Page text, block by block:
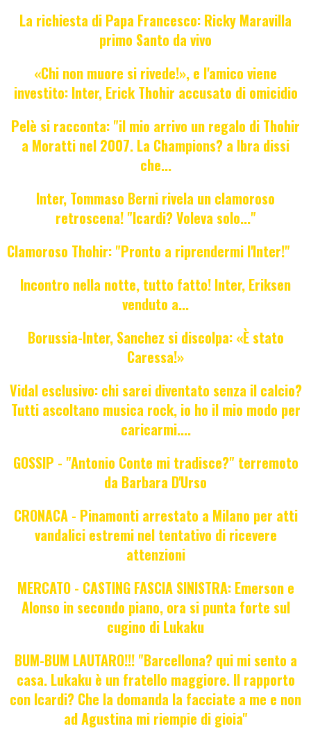
La richiesta di Papa Francesco: Ricky Maravilla
primo Santo da vivo
«Chi non muore si rivede!», e l'amico viene
investito: Inter, Erick Thohir accusato di omicidio
Pelè si racconta: "il mio arrivo un regalo di Thohir
a Moratti nel 2007. La Champions? a Ibra dissi
che...
Inter, Tommaso Berni rivela un clamoroso
retroscena! "Icardi? Voleva solo..."
Clamoroso Thohir: "Pronto a riprendermi l'Inter!"
Incontro nella notte, tutto fatto! Inter, Eriksen
venduto a...
Borussia-Inter, Sanchez si discolpa: «È stato
Caressa!»
Vidal esclusivo: chi sarei diventato senza il calcio?
Tutti ascoltano musica rock, io ho il mio modo per
caricarmi....
GOSSIP - "Antonio Conte mi tradisce?" terremoto
da Barbara D'Urso
CRONACA - Pinamonti arrestato a Milano per atti
vandalici estremi nel tentativo di ricevere
attenzioni
MERCATO - CASTING FASCIA SINISTRA: Emerson e
Alonso in secondo piano, ora si punta forte sul
cugino di Lukaku
BUM-BUM LAUTARO!!! "Barcellona? qui mi sento a
casa. Lukaku è un fratello maggiore. Il rapporto
con Icardi? Che la domanda la facciate a me e non
ad Agustina mi riempie di gioia"